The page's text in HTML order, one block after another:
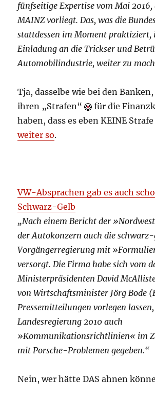
fünfseitige Expertise vom Mai 2016,
MAINZ vorliegt. Das, was die
stattdessen im Moment praktiziert,
Einladung an die Trickser und
Automobilindustrie, weiter zu
Tja, dasselbe wie bei den
ihren „Strafen“
für die
haben, dass es eben KEINE
weiter so.
VW-Absprachen gab es auch
Schwarz-Gelb
„Nach einem Bericht der
der Autokonzern auch die schwarz-
Vorgängerregierung mit
versorgt. Die Firma habe sich vom
Ministerpräsidenten David
von Wirtschaftsminister Jörg Bode
Pressemitteilungen vorlegen
Landesregierung 2010 auch
»Kommunikationsrichtlinien« im
mit Porsche-Problemen gegeben.“
Nein, wer hätte DAS ahnen